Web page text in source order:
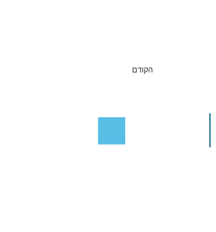
הקודם